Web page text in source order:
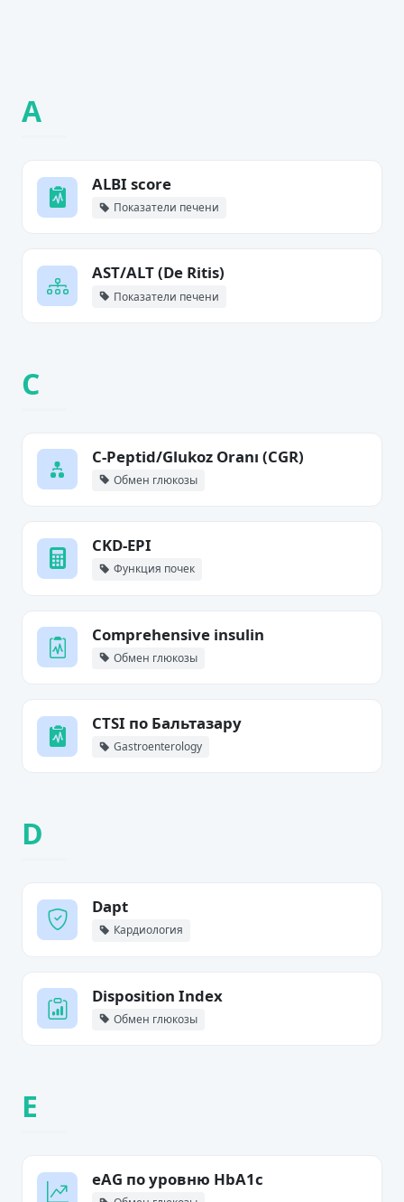
A
ALBI score
Показатели печени
AST/ALT (De Ritis)
Показатели печени
C
C-Peptid/Glukoz Oranı (CGR)
Обмен глюкозы
CKD-EPI
Функция почек
Comprehensive insulin
Обмен глюкозы
CTSI по Бальтазару
Gastroenterology
D
Dapt
Кардиология
Disposition Index
Обмен глюкозы
E
eAG по уровню HbA1c